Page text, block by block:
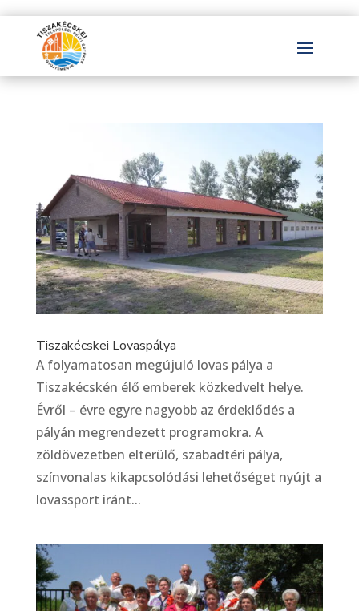
Tiszakécskei Lovaspálya
A folyamatosan megújuló lovas pálya a
Tiszakécskén élő emberek közkedvelt helye.
Évről – évre egyre nagyobb az érdeklődés a
pályán megrendezett programokra. A
zöldövezetben elterülő, szabadtéri pálya,
színvonalas kikapcsolódási lehetőséget nyújt a
lovassport iránt...